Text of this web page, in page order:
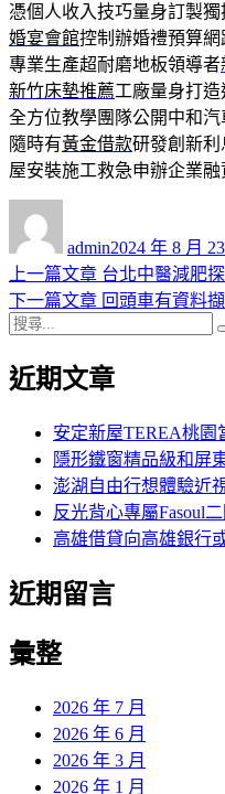
憑個人收入技巧量身訂製獨
婚宴會館控制辦婚禮預算
專業生產超耐磨地板領導者
新竹床墊推薦工廠量身打
全方位教學團隊公開中和
隨時有黃金借款研發創新
屋安裝施工救急申辦企業
admin佈
日
期:
2024 年 8 月
文
章
導
覽
上一篇文章 上
一
章:
台北中醫減肥
下一篇文章 下
文
回頭車有資料
搜
關
近期文章
安定新屋TEREA桃園
隱形鐵窗精品級和屏
澎湖自由行想體驗近
反光背心專屬Fasoul
高雄借貸向高雄銀行
近期留言
彙整
2026 年 7 月
2026 年 6 月
2026 年 3 月
2026 年 1 月